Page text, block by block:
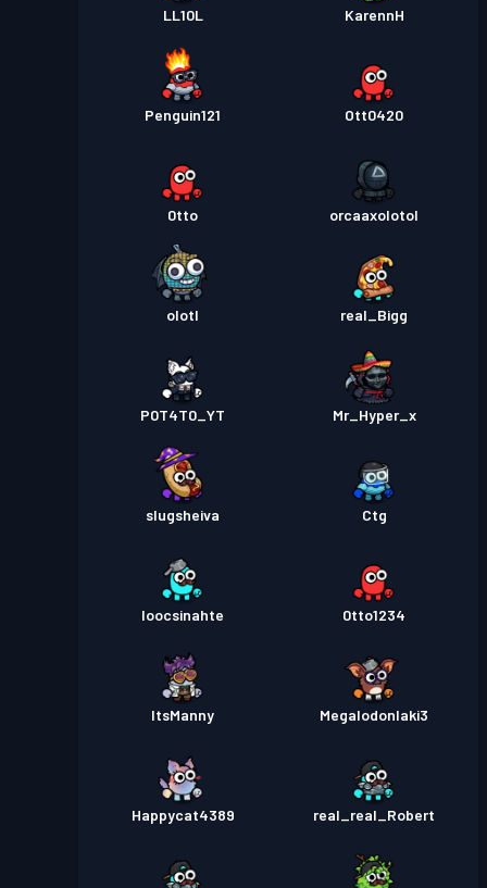
LL10L KarennH
Penguin121 Ott0420
0tto orcaaxolotol
olotl real_Bigg
P0T4T0_YT Mr_Hyper_x
slugsheiva Ctg
loocsinahte 0tto1234
ItsManny Megalodonlaki3
Happycat4389 real_real_Robert